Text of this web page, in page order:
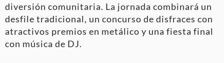
diversión comunitaria. La jornada combinará un
desfile tradicional, un concurso de disfraces con
atractivos premios en metálico y una fiesta final
con música de DJ.